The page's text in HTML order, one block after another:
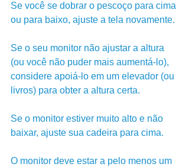
Se você se dobrar o pescoço para cima
ou para baixo, ajuste a tela novamente.
Se o seu monitor não ajustar a altura
(ou você não puder mais aumentá-lo),
considere apoiá-lo em um elevador (ou
livros) para obter a altura certa.
Se o monitor estiver muito alto e não
baixar, ajuste sua cadeira para cima.
O monitor deve estar a pelo menos um